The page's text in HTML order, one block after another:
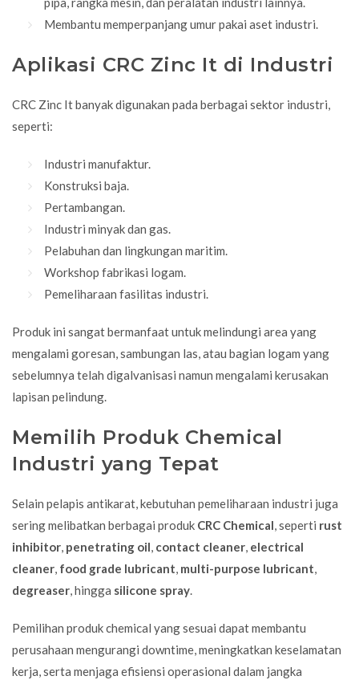
Membantu memperpanjang umur pakai aset industri.
Aplikasi CRC Zinc It di Industri
CRC Zinc It banyak digunakan pada berbagai sektor industri,
seperti:
Industri manufaktur.
Konstruksi baja.
Pertambangan.
Industri minyak dan gas.
Pelabuhan dan lingkungan maritim.
Workshop fabrikasi logam.
Pemeliharaan fasilitas industri.
Produk ini sangat bermanfaat untuk melindungi area yang
mengalami goresan, sambungan las, atau bagian logam yang
sebelumnya telah digalvanisasi namun mengalami kerusakan
lapisan pelindung.
Memilih Produk Chemical
Industri yang Tepat
Selain pelapis antikarat, kebutuhan pemeliharaan industri juga
sering melibatkan berbagai produk CRC Chemical, seperti rust
inhibitor, penetrating oil, contact cleaner, electrical
cleaner, food grade lubricant, multi-purpose lubricant,
degreaser, hingga silicone spray.
Pemilihan produk chemical yang sesuai dapat membantu
perusahaan mengurangi downtime, meningkatkan keselamatan
kerja, serta menjaga efisiensi operasional dalam jangka